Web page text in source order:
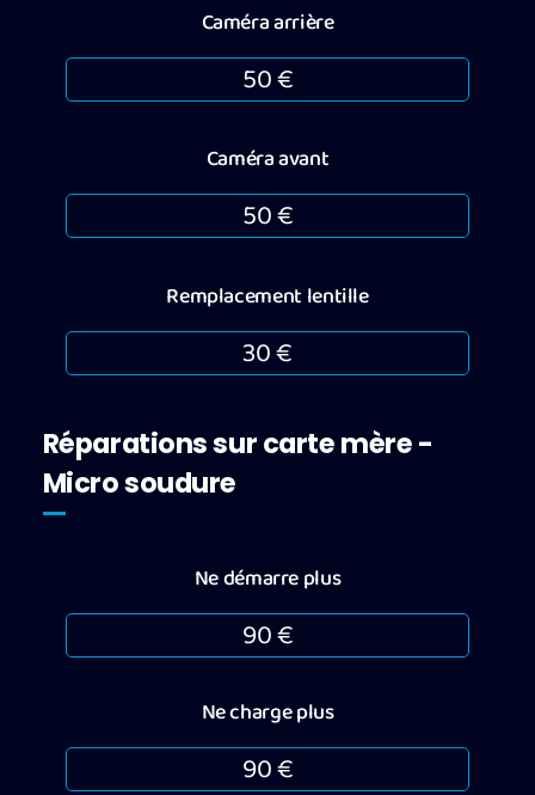
Caméra arrière
50 €
Caméra avant
50 €
Remplacement lentille
30 €
Réparations sur carte mère -
Micro soudure
Ne démarre plus
90 €
Ne charge plus
90 €